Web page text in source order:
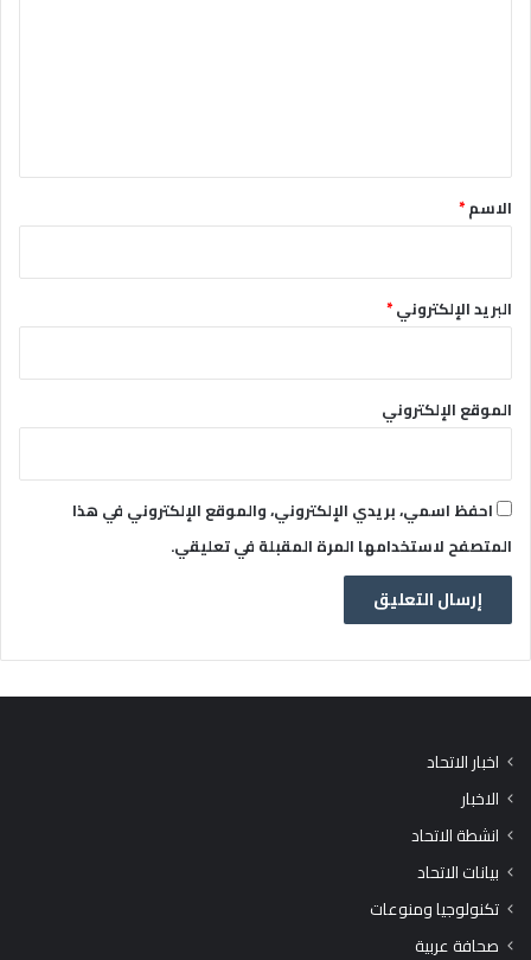
*الاسم*
البريد الإلكتروني*
الموقع الإلكتروني
احفظ اسمي، بريدي الإلكتروني، والموقع الإلكتروني في هذا
المتصفح لاستخدامها المرة المقبلة في تعليقي.
اخبار الاتحاد
الاخبار
انشطة الاتحاد
بيانات الاتحاد
تكنولوجيا ومنوعات
صحافة عربية